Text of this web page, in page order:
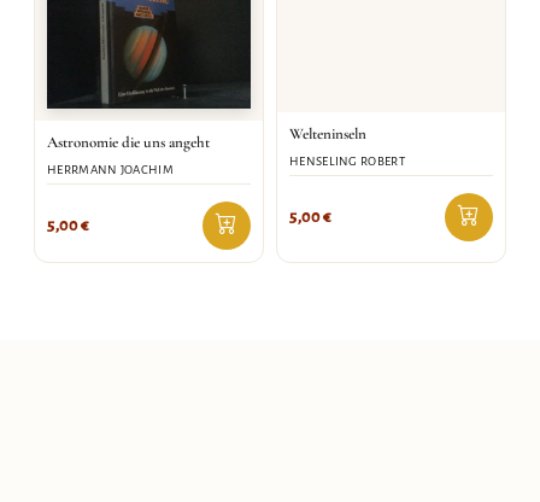
Astronomie die uns angeht
HERRMANN JOACHIM
5,00€
Welteninseln
HENSELING ROBERT
5,00€